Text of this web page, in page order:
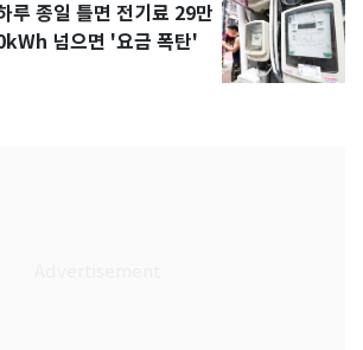
루 종일 틀면 전기료 29만
넘으면 '요금 폭탄'